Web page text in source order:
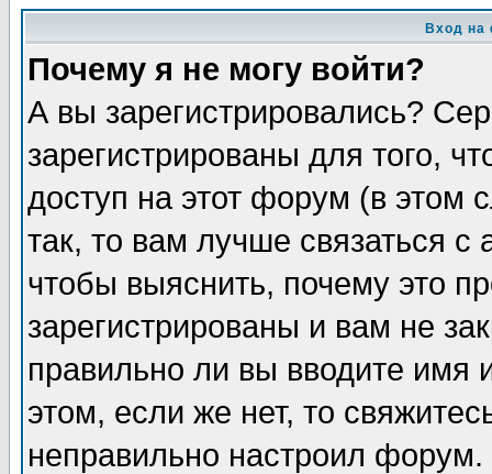
Вход на
Почему я не могу войти?
А вы зарегистрировались?
зарегистрированы для того,
доступ на этот форум (в этом
так, то вам лучше связаться
чтобы выяснить, почему это
зарегистрированы и вам не
правильно ли вы вводите
этом, если же нет, то
неправильно настроил форум.